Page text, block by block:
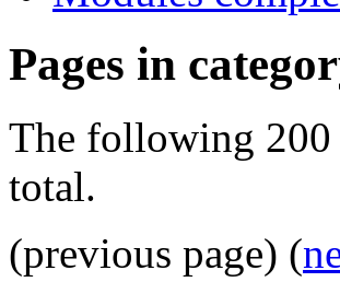
Pages in
The following 200
total.
(previous page) (